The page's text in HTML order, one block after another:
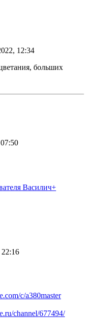
12:34
больших
Василич+
c/a380master
channel/677494/